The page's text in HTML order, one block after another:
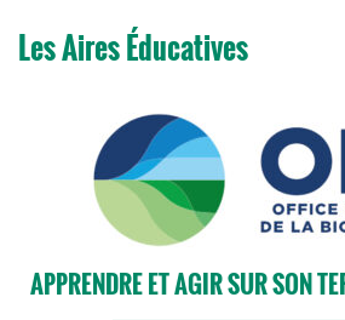
Les Aires Éducatives
APPRENDRE ET AGIR SUR SON